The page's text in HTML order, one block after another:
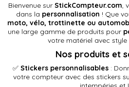
Bienvenue sur StickCompteur.com ,
dans la personnalisation ! Que
moto, vélo, trottinette ou
une large gamme de produits pour
votre matériel avec style
Nos produits et
✅ Stickers personnalisables:
votre compteur avec des stickers
intempéries et